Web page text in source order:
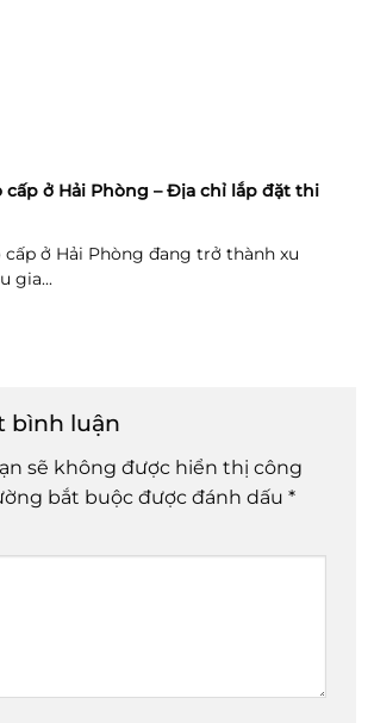
cấp ở Hải Phòng – Địa chỉ lắp đặt thi
ở Hải Phòng đang trở thành xu
gia...
bình luận
sẽ không được hiển thị công
bắt buộc được đánh dấu *